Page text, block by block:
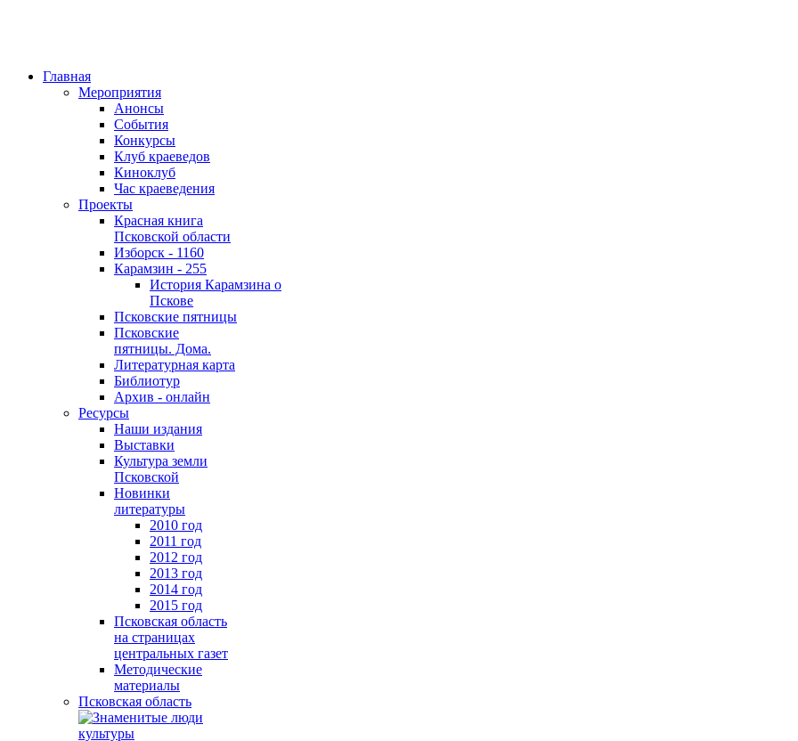
Главная
Мероприятия
Анонсы
События
Конкурсы
Клуб краеведов
Киноклуб
Час краеведения
Проекты
Красная книга
Псковской области
Изборск - 1160
Карамзин - 255
История Карамзина о
Пскове
Псковские пятницы
Псковские
пятницы. Дома.
Литературная карта
Библиотур
Архив - онлайн
Ресурсы
Наши издания
Выставки
Культура земли
Псковской
Новинки
литературы
2010 год
2011 год
2012 год
2013 год
2014 год
2015 год
Псковская область
на страницах
центральных газет
Методические
материалы
Псковская область